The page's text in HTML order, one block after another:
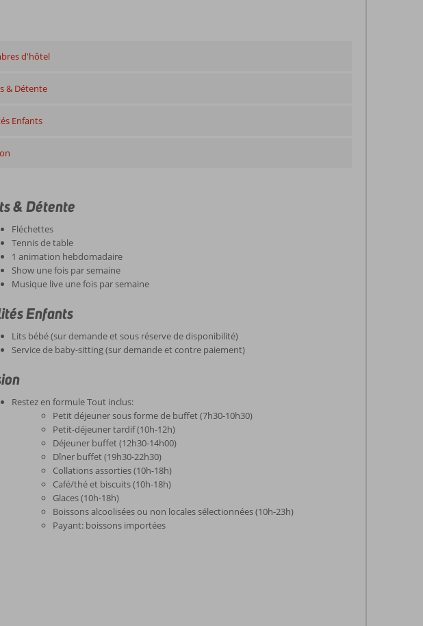
d'hôtel
& Détente
Enfants
& Détente
Fléchettes
Tennis de table
1 animation hebdomadaire
Show une fois par semaine
Musique live une fois par semaine
Enfants
Lits bébé (sur demande et sous réserve de disponibilité)
Service de baby-sitting (sur demande et contre paiement)
Restez en formule Tout inclus:
Petit déjeuner sous forme de buffet (7h30-10h30)
Petit-déjeuner tardif (10h-12h)
Déjeuner buffet (12h30-14h00)
Dîner buffet (19h30-22h30)
Collations assorties (10h-18h)
Café/thé et biscuits (10h-18h)
Glaces (10h-18h)
Boissons alcoolisées ou non locales sélectionnées (10h-23h)
Payant: boissons importées